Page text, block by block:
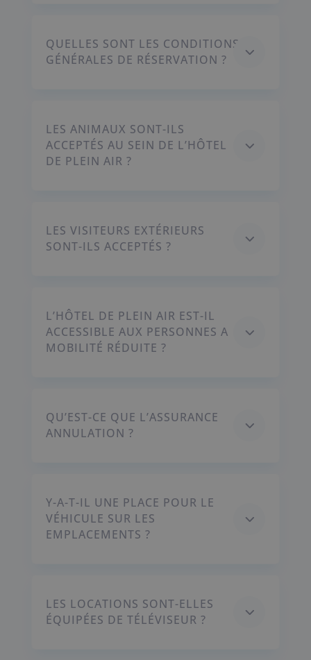
3
QUELLES SONT LES CONDITIONS
GÉNÉRALES DE RÉSERVATION ?
3
LES ANIMAUX SONT-ILS
ACCEPTÉS AU SEIN DE L’HÔTEL
DE PLEIN AIR ?
3
LES VISITEURS EXTÉRIEURS
SONT-ILS ACCEPTÉS ?
3
L’HÔTEL DE PLEIN AIR EST-IL
ACCESSIBLE AUX PERSONNES A
MOBILITÉ RÉDUITE ?
3
QU’EST-CE QUE L’ASSURANCE
ANNULATION ?
3
Y-A-T-IL UNE PLACE POUR LE
VÉHICULE SUR LES
EMPLACEMENTS ?
3
LES LOCATIONS SONT-ELLES
ÉQUIPÉES DE TÉLÉVISEUR ?